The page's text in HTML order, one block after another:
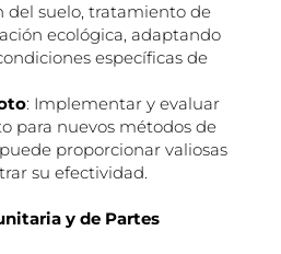
del suelo, tratamiento de
ecológica, adaptando
específicas de
: Implementar y evaluar
para nuevos métodos de
proporcionar valiosas
su efectividad.
y de Partes